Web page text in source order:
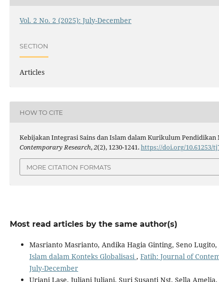
Vol. 2 No. 2 (2025): July-December
SECTION
Articles
HOW TO CITE
Kebijakan Integrasi Sains dan Islam dalam Kurikulum Pendidikan
Contemporary Research,2(2), 1230-1241.https://doi.org/10.61253/
MORE CITATION FORMATS
Most read articles by the same author(s)
Masrianto Masrianto, Andika Hagia Ginting, Seno
Islam dalam Konteks Globalisasi, Fatih: Journal of
July-December
Uriani Lase, Juliani Juliani, Suri Susanti Nst, Sella Amelia,